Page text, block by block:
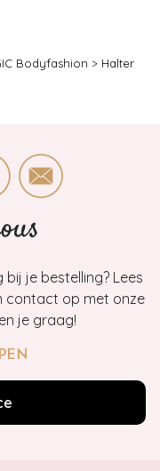
Bodyfashion > Halter
je bestelling? Lees
contact op met onze
je graag!